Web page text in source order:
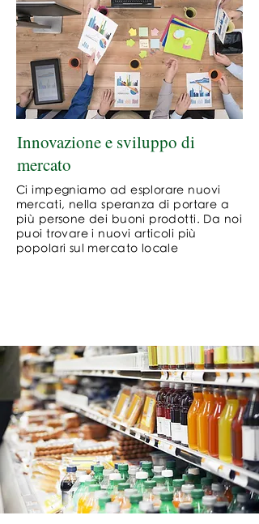
Innovazione e sviluppo di
mercato
Ci impegniamo ad esplorare nuovi
mercati, nella speranza di portare a
più persone dei buoni prodotti. Da noi
puoi trovare i nuovi articoli più
popolari sul mercato locale